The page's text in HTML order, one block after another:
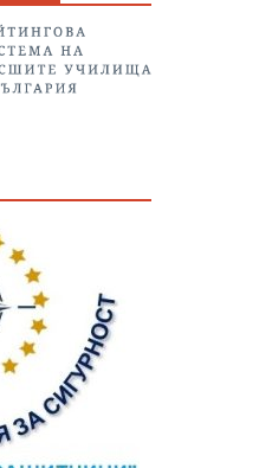
Коледна книжка
23 дек. 2021